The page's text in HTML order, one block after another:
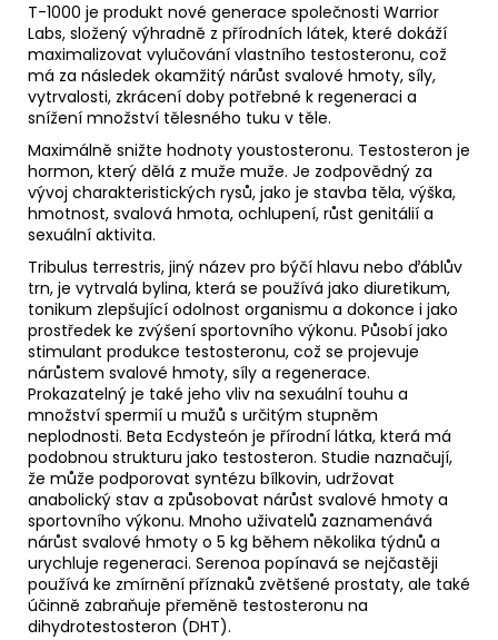
T-1000 je produkt nové generace společnosti Warrior
Labs, složený výhradně z přírodních látek, které dokáží
maximalizovat vylučování vlastního testosteronu, což
má za následek okamžitý nárůst svalové hmoty, síly,
vytrvalosti, zkrácení doby potřebné k regeneraci a
snížení množství tělesného tuku v těle.
Maximálně snižte hodnoty youstosteronu. Testosteron je
hormon, který dělá z muže muže. Je zodpovědný za
vývoj charakteristických rysů, jako je stavba těla, výška,
hmotnost, svalová hmota, ochlupení, růst genitálií a
sexuální aktivita.
Tribulus terrestris, jiný název pro býčí hlavu nebo ďáblův
trn, je vytrvalá bylina, která se používá jako diuretikum,
tonikum zlepšující odolnost organismu a dokonce i jako
prostředek ke zvýšení sportovního výkonu. Působí jako
stimulant produkce testosteronu, což se projevuje
nárůstem svalové hmoty, síly a regenerace.
Prokazatelný je také jeho vliv na sexuální touhu a
množství spermií u mužů s určitým stupněm
neplodnosti. Beta Ecdysteón je přírodní látka, která má
podobnou strukturu jako testosteron. Studie naznačují,
že může podporovat syntézu bílkovin, udržovat
anabolický stav a způsobovat nárůst svalové hmoty a
sportovního výkonu. Mnoho uživatelů zaznamenává
nárůst svalové hmoty o 5 kg během několika týdnů a
urychluje regeneraci. Serenoa popínavá se nejčastěji
používá ke zmírnění příznaků zvětšené prostaty, ale také
účinně zabraňuje přeměně testosteronu na
dihydrotestosteron (DHT).